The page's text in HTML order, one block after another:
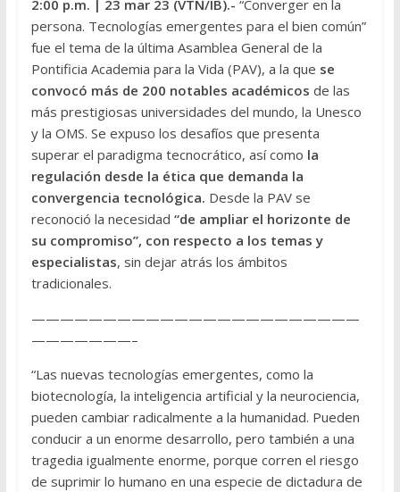
2:00 p.m. | 23 mar 23 (VTN/IB).- “Converger en la
persona. Tecnologías emergentes para el bien común”
fue el tema de la última Asamblea General de la
Pontificia Academia para la Vida (PAV), a la que se
convocó más de 200 notables académicos de las
más prestigiosas universidades del mundo, la Unesco
y la OMS. Se expuso los desafíos que presenta
superar el paradigma tecnocrático, así como la
regulación desde la ética que demanda la
convergencia tecnológica. Desde la PAV se
reconoció la necesidad “de ampliar el horizonte de
su compromiso”, con respecto a los temas y
especialistas, sin dejar atrás los ámbitos
tradicionales.
———————————————————————
———————–
“Las nuevas tecnologías emergentes, como la
biotecnología, la inteligencia artificial y la neurociencia,
pueden cambiar radicalmente a la humanidad. Pueden
conducir a un enorme desarrollo, pero también a una
tragedia igualmente enorme, porque corren el riesgo
de suprimir lo humano en una especie de dictadura de